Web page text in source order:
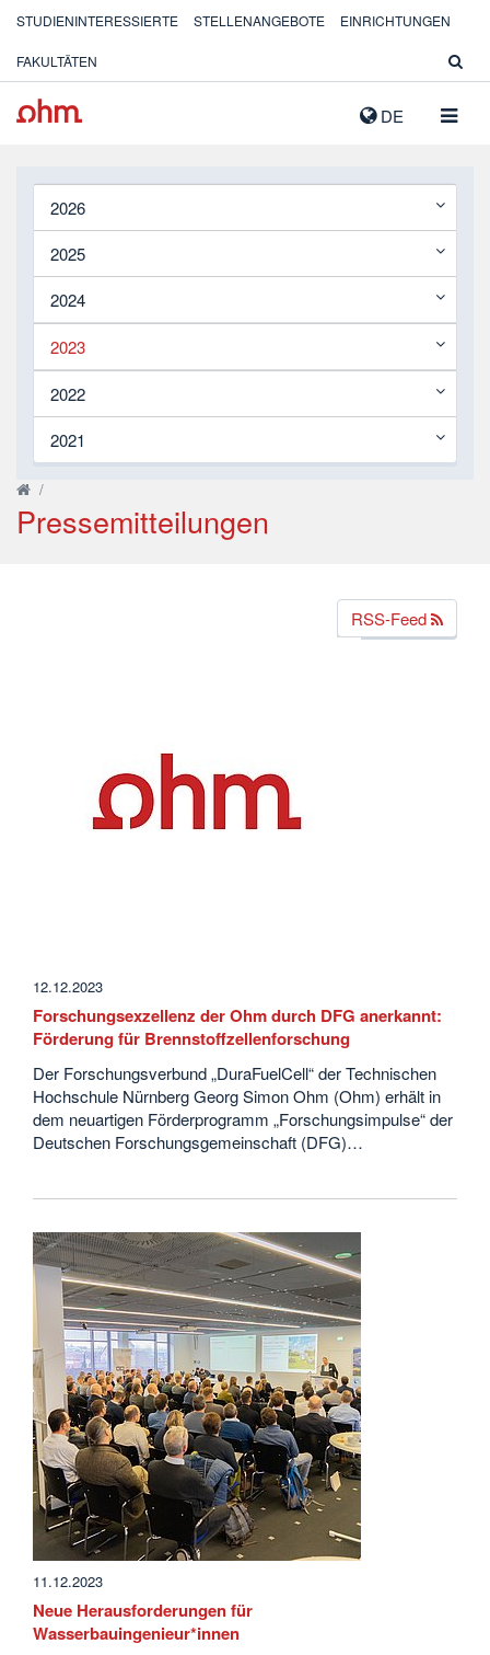
DE
STUDIENINTERESSIERTE STELLENANGEBOTE EINRICHTUNGEN
FAKULTÄTEN
2026
2025
2024
2023
2022
2021
/
Pressemitteilungen
RSS-Feed
12.12.2023
Forschungsexzellenz der Ohm durch DFG anerkannt:
Förderung für Brennstoffzellenforschung
Der Forschungsverbund „DuraFuelCell“ der Technischen
Hochschule Nürnberg Georg Simon Ohm (Ohm) erhält in
dem neuartigen Förderprogramm „Forschungsimpulse“ der
Deutschen Forschungsgemeinschaft (DFG)…
11.12.2023
Neue Herausforderungen für
Wasserbauingenieur*innen